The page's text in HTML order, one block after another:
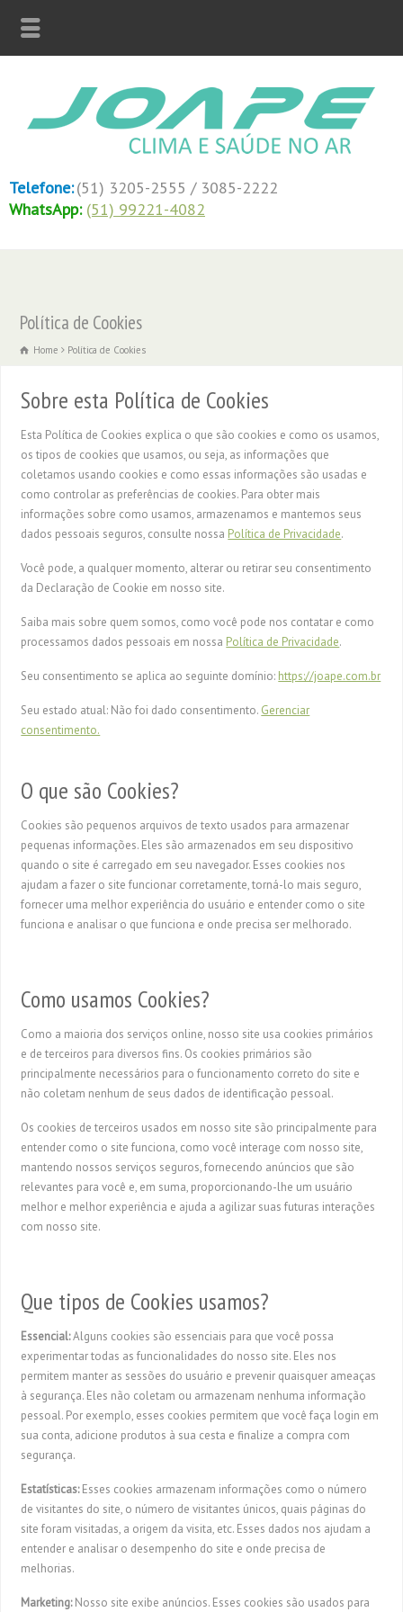
Telefone:(51) 3205-2555 / 3085-2222
WhatsApp: (51) 99221-4082
Política de Cookies
Home Política de Cookies
Sobre esta Política de Cookies
Esta Política de Cookies explica o que são cookies e como os usamos,
os tipos de cookies que usamos, ou seja, as informações que
coletamos usando cookies e como essas informações são usadas e
como controlar as preferências de cookies. Para obter mais
informações sobre como usamos, armazenamos e mantemos seus
dados pessoais seguros, consulte nossa Política de Privacidade.
Você pode, a qualquer momento, alterar ou retirar seu consentimento
da Declaração de Cookie em nosso site.
Saiba mais sobre quem somos, como você pode nos contatar e como
processamos dados pessoais em nossa Política de Privacidade.
Seu consentimento se aplica ao seguinte domínio: https://joape.com.br
Seu estado atual: Não foi dado consentimento. Gerenciar
consentimento.
O que são Cookies?
Cookies são pequenos arquivos de texto usados ​​para armazenar
pequenas informações. Eles são armazenados em seu dispositivo
quando o site é carregado em seu navegador. Esses cookies nos
ajudam a fazer o site funcionar corretamente, torná-lo mais seguro,
fornecer uma melhor experiência do usuário e entender como o site
funciona e analisar o que funciona e onde precisa ser melhorado.
Como usamos Cookies?
Como a maioria dos serviços online, nosso site usa cookies primários
e de terceiros para diversos fins. Os cookies primários são
principalmente necessários para o funcionamento correto do site e
não coletam nenhum de seus dados de identificação pessoal.
Os cookies de terceiros usados ​​em nosso site são principalmente para
entender como o site funciona, como você interage com nosso site,
mantendo nossos serviços seguros, fornecendo anúncios que são
relevantes para você e, em suma, proporcionando-lhe um usuário
melhor e melhor experiência e ajuda a agilizar suas futuras interações
com nosso site.
Que tipos de Cookies usamos?
Essencial:Alguns cookies são essenciais para que você possa
experimentar todas as funcionalidades do nosso site. Eles nos
permitem manter as sessões do usuário e prevenir quaisquer ameaças
à segurança. Eles não coletam ou armazenam nenhuma informação
pessoal. Por exemplo, esses cookies permitem que você faça login em
sua conta, adicione produtos à sua cesta e finalize a compra com
segurança.
Estatísticas:Esses cookies armazenam informações como o número
de visitantes do site, o número de visitantes únicos, quais páginas do
site foram visitadas, a origem da visita, etc. Esses dados nos ajudam a
entender e analisar o desempenho do site e onde precisa de
melhorias.
Marketing:Nosso site exibe anúncios. Esses cookies são usados ​​para